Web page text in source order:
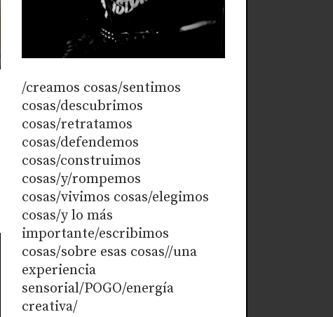
/creamos cosas/sentimos
cosas/descubrimos
cosas/retratamos
cosas/defendemos
cosas/construimos
cosas/y/rompemos
cosas/vivimos cosas/elegimos
cosas/y lo más
importante/escribimos
cosas/sobre esas cosas//una
experiencia
sensorial/POGO/energía
creativa/